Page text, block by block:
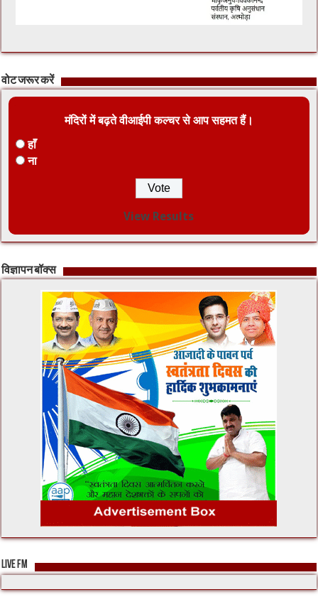
वोट जरूर करें
मंदिरों में बढ़ते वीआईपी कल्चर से आप सहमत हैं।
हाँ
ना
View Results
विज्ञापन बॉक्स
LIVE FM